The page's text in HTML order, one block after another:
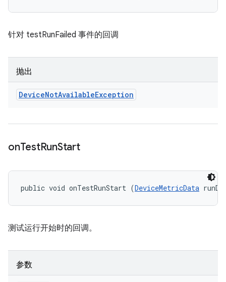
针对 testRunFailed 事件的回调
抛出
DeviceNotAvailableException
onTestRunStart
public void onTestRunStart (DeviceMetricData
测试运行开始时的回调。
参数